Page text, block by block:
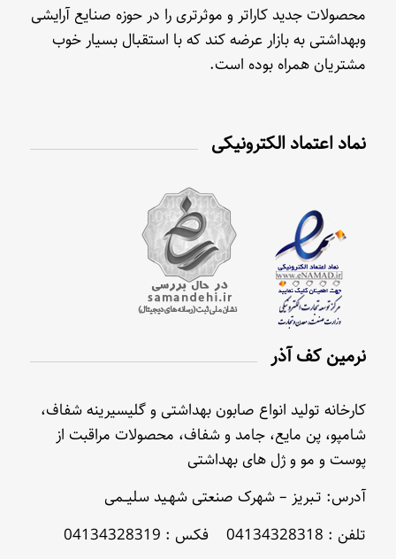
محصولات جدید کاراتر و موثرتری را در حوزه صنایع آرایشی
وبهداشتی به بازار عرضه کند که با استقبال بسیار خوب
مشتریان همراه بوده است.
نماد اعتماد الکترونیکی
نرمین کف آذر
کارخانه تولید انواع صابون بهداشتی و گلیسیرینه شفاف،
شامپو، پن مایع، جامد و شفاف، محصولات مراقبت از
پوست و مو و ژل های بهداشتی
آدرس: تـبریز – شهرک صنعتی شهـید سلیــمی
تلفن : 04134328318 فکس : 04134328319